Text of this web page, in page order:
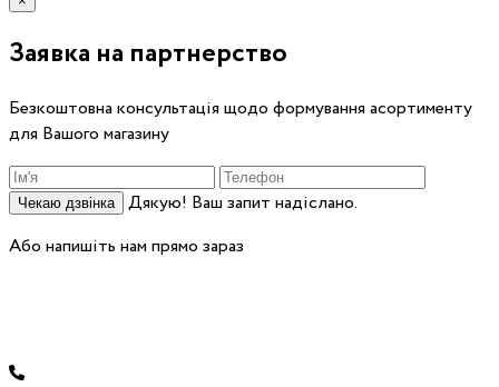
Заявка на партнерство
Безкоштовна консультація щодо формування асортименту
для Вашого магазину
Чекаю дзвінка
Дякую! Ваш запит надіслано.
Або напишіть нам прямо зараз